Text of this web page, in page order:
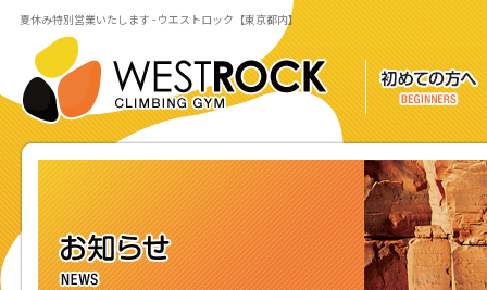
夏休み特別営業いたします - ウエストロック【東京都内】